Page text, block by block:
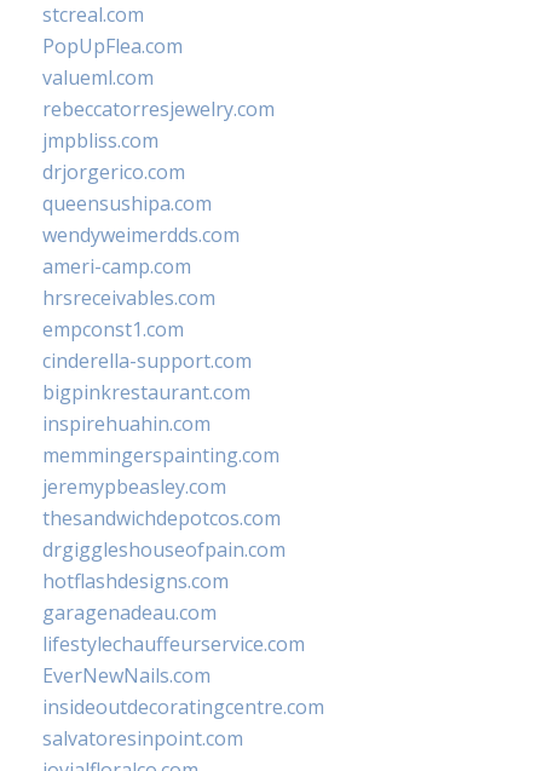
stcreal.com
PopUpFlea.com
valueml.com
rebeccatorresjewelry.com
jmpbliss.com
drjorgerico.com
queensushipa.com
wendyweimerdds.com
ameri-camp.com
hrsreceivables.com
empconst1.com
cinderella-support.com
bigpinkrestaurant.com
inspirehuahin.com
memmingerspainting.com
jeremypbeasley.com
thesandwichdepotcos.com
drgiggleshouseofpain.com
hotflashdesigns.com
garagenadeau.com
lifestylechauffeurservice.com
EverNewNails.com
insideoutdecoratingcentre.com
salvatoresinpoint.com